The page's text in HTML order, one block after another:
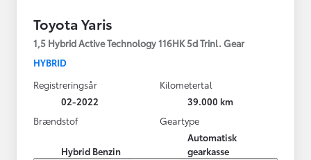
Toyota Yaris
1,5 Hybrid Active Technology 116HK 5d Trinl. Gear
HYBRID
Registreringsår
02-2022
Kilometertal
39.000 km
Brændstof
Hybrid Benzin
Geartype
Automatisk
gearkasse